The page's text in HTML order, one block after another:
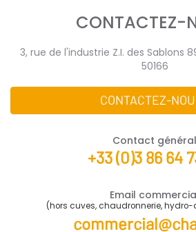
CONTACTEZ-
3, rue de l'industrie Z.I. des Sablons
50166
CONTACTEZ-
Contact général
+33 (0)3 86 64
Email
(hors cuves, chaudronnerie,